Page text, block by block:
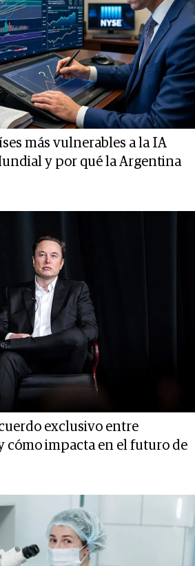
más vulnerables a la IA
y por qué la Argentina
exclusivo entre
cómo impacta en el futuro de